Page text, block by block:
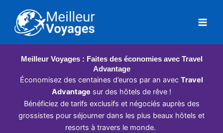
contenu
Meilleur Voyages : Faites des économies avec Travel
Advantage
Économisez des centaines d’euros par an avec Travel
Advantage sur des hôtels de rêve !
Bénéficiez de tarifs exclusifs et négociés auprès des
grossistes pour séjourner dans les plus beaux hôtels et
resorts à travers le monde.